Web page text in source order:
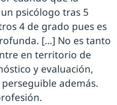
psicólogo tras 5
4 de grado pues es
[...] No es tanto
en territorio de
y evaluación,
además.